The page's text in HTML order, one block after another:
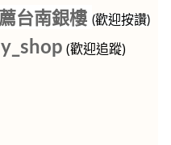
台南銀樓 (歡迎按讚)
(歡迎追蹤)